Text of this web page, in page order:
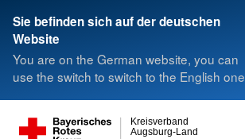
Sie befinden sich auf der deutschen
Website
You are on the German website, you can
use the switch to switch to the English one
Augsburg-Land
Kreisverband